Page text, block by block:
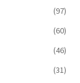
(97)
(60)
(46)
(31)